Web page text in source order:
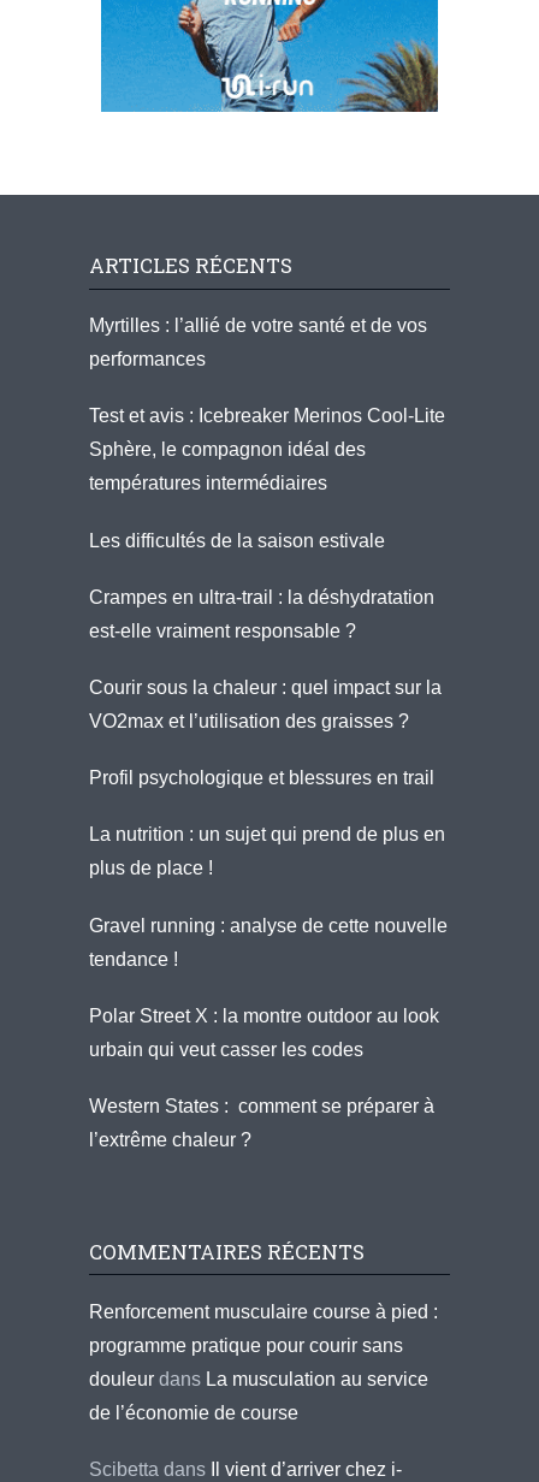
ARTICLES RÉCENTS
Myrtilles : l’allié de votre santé et de vos
performances
Test et avis : Icebreaker Merinos Cool-Lite
Sphère, le compagnon idéal des
températures intermédiaires
Les difficultés de la saison estivale
Crampes en ultra-trail : la déshydratation
est-elle vraiment responsable ?
Courir sous la chaleur : quel impact sur la
VO2max et l’utilisation des graisses ?
Profil psychologique et blessures en trail
La nutrition : un sujet qui prend de plus en
plus de place !
Gravel running : analyse de cette nouvelle
tendance !
Polar Street X : la montre outdoor au look
urbain qui veut casser les codes
Western States : comment se préparer à
l’extrême chaleur ?
COMMENTAIRES RÉCENTS
Renforcement musculaire course à pied :
programme pratique pour courir sans
douleur dans La musculation au service
de l’économie de course
Scibetta dans
Il vient d’arriver chez i-